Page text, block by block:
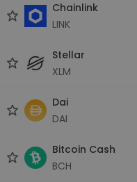
Chainlink
LINK
Stellar
XLM
Dai
DAI
Bitcoin Cash
BCH